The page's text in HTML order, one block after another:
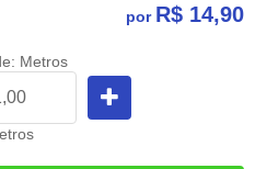
por R$ 14,90
Metros